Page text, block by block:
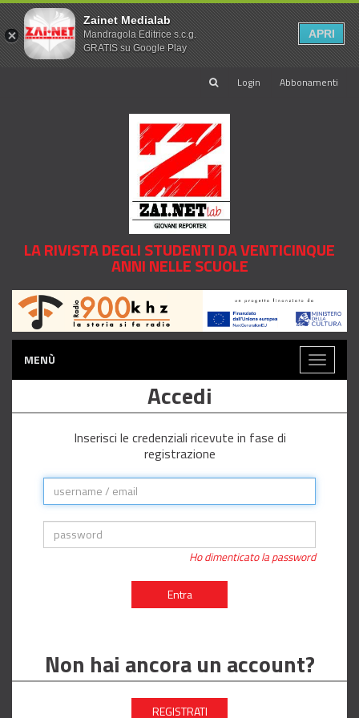
Login Abbonamenti
LA RIVISTA DEGLI STUDENTI DA VENTICINQUE
ANNI NELLE SCUOLE
MENÙ
Toggle
Accedi
Inserisci le credenziali ricevute in fase di
registrazione
Ho dimenticato la password
Entra
Non hai ancora un account?
REGISTRATI
Zainet Medialab
Mandragola Editrice s.c.g.
GRATIS su Google Play
APRI